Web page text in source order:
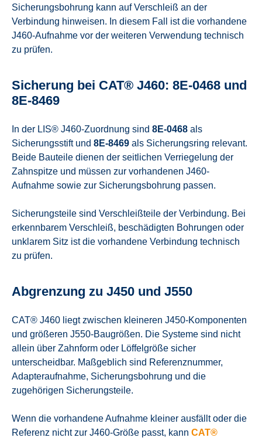
Sicherungsbohrung kann auf Verschleiß an der
Verbindung hinweisen. In diesem Fall ist die vorhandene
J460-Aufnahme vor der weiteren Verwendung technisch
zu prüfen.
Sicherung bei CAT® J460: 8E-0468 und
8E-8469
In der LIS® J460-Zuordnung sind 8E-0468 als
Sicherungsstift und 8E-8469 als Sicherungsring relevant.
Beide Bauteile dienen der seitlichen Verriegelung der
Zahnspitze und müssen zur vorhandenen J460-
Aufnahme sowie zur Sicherungsbohrung passen.
Sicherungsteile sind Verschleißteile der Verbindung. Bei
erkennbarem Verschleiß, beschädigten Bohrungen oder
unklarem Sitz ist die vorhandene Verbindung technisch
zu prüfen.
Abgrenzung zu J450 und J550
CAT® J460 liegt zwischen kleineren J450-Komponenten
und größeren J550-Baugrößen. Die Systeme sind nicht
allein über Zahnform oder Löffelgröße sicher
unterscheidbar. Maßgeblich sind Referenznummer,
Adapteraufnahme, Sicherungsbohrung und die
zugehörigen Sicherungsteile.
Wenn die vorhandene Aufnahme kleiner ausfällt oder die
Referenz nicht zur J460-Größe passt, kann CAT®